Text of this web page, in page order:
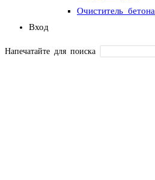
Очиститель бетона
Вход
Напечатайте для поиска